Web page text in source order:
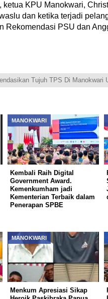
ketua KPU Manokwari,
dan ketika terjadi
Rekomendasi PSU dan
Tujuh TPS Di Manokwari
MANOKWARI
Kembali Raih Digital
Government Award.
Kemenkumham jadi
Kementerian Terbaik dalam
Penerapan SPBE
MANOKWARI
Menkum Apresiasi Sikap